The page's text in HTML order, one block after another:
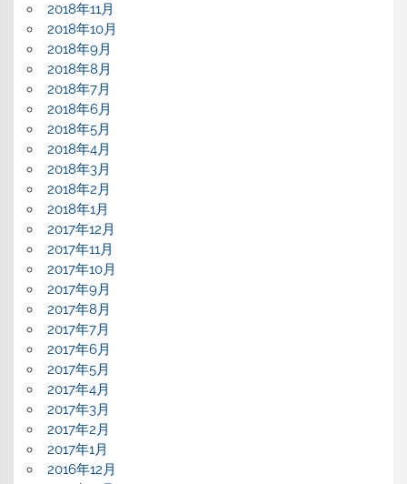
2018年11月
2018年10月
2018年9月
2018年8月
2018年7月
2018年6月
2018年5月
2018年4月
2018年3月
2018年2月
2018年1月
2017年12月
2017年11月
2017年10月
2017年9月
2017年8月
2017年7月
2017年6月
2017年5月
2017年4月
2017年3月
2017年2月
2017年1月
2016年12月